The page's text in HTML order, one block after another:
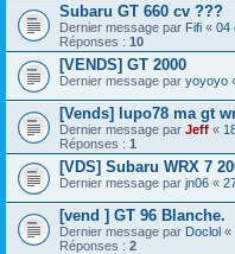
Subaru GT 660 cv ???
Dernier message par Fifi « 04
Réponses : 10
[VENDS] GT 2000
Dernier message par yoyoyo
[Vends] lupo78 ma gt
Dernier message par Jeff «
Réponses : 1
[VDS] Subaru WRX 7
Dernier message par jn06 «
[vend ] GT 96 Blanche.
Dernier message par Doclol «
Réponses : 2